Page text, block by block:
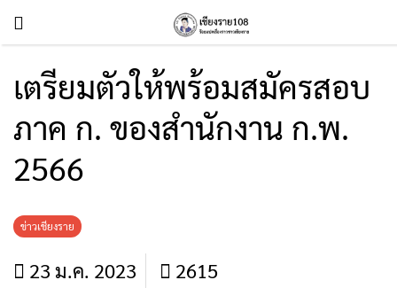
เตรียมตัวให้พร้อมสมัครสอบ
ภาค ก. ของสำนักงาน ก.พ.
2566
ข่าวเชียงราย
23 ม.ค. 2023 2615